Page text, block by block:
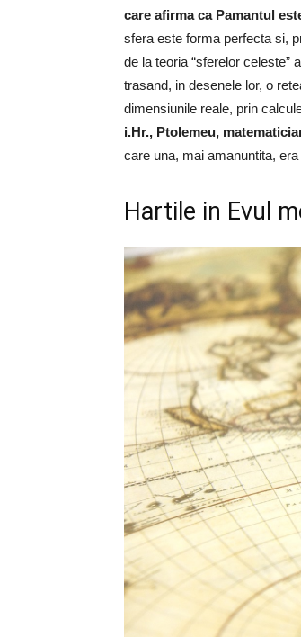
care afirma ca Pamantul
sfera este forma perfecta si,
de la teoria “sferelor celeste”
trasand, in desenele lor, o
dimensiunile reale, prin
i.Hr., Ptolemeu,
care una, mai amanuntita,
Hartile in Evul